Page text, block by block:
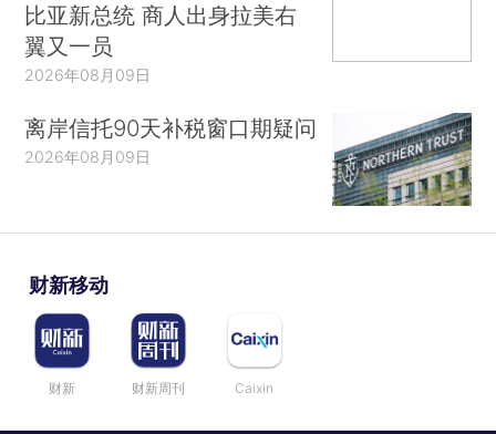
比亚新总统 商人出身拉美右
翼又一员
2026年08月09日
离岸信托90天补税窗口期疑问
2026年08月09日
财新移动
财新 财新周刊 Caixin